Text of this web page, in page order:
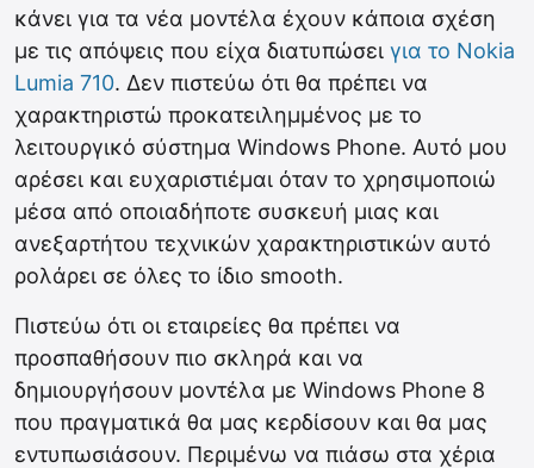
κάνει για τα νέα μοντέλα έχουν κάποια σχέση
με τις απόψεις που είχα διατυπώσει για το Nokia
Lumia 710. Δεν πιστεύω ότι θα πρέπει να
χαρακτηριστώ προκατειλημμένος με το
λειτουργικό σύστημα Windows Phone. Αυτό μου
αρέσει και ευχαριστιέμαι όταν το χρησιμοποιώ
μέσα από οποιαδήποτε συσκευή μιας και
ανεξαρτήτου τεχνικών χαρακτηριστικών αυτό
ρολάρει σε όλες το ίδιο smooth.
Πιστεύω ότι οι εταιρείες θα πρέπει να
προσπαθήσουν πιο σκληρά και να
δημιουργήσουν μοντέλα με Windows Phone 8
που πραγματικά θα μας κερδίσουν και θα μας
εντυπωσιάσουν. Περιμένω να πιάσω στα χέρια